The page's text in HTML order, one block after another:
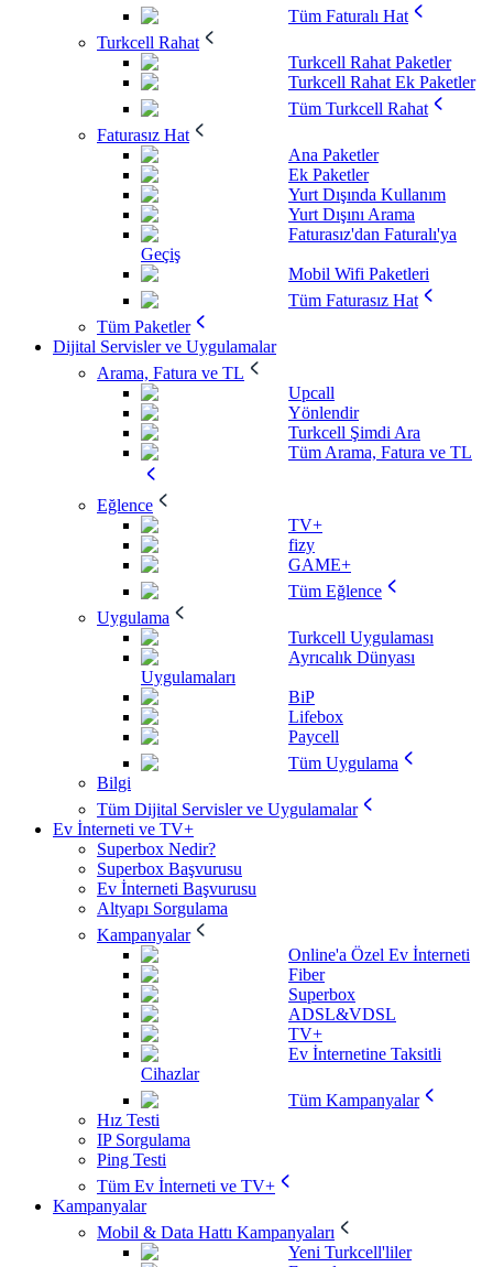
Tüm Faturalı Hat
Turkcell Rahat
Turkcell Rahat Paketler
Turkcell Rahat Ek Paketler
Tüm Turkcell Rahat
Faturasız Hat
Ana Paketler
Ek Paketler
Yurt Dışında Kullanım
Yurt Dışını Arama
Faturasız'dan Faturalı'ya
Geçiş
Mobil Wifi Paketleri
Tüm Faturasız Hat
Tüm Paketler
Dijital Servisler ve Uygulamalar
Arama, Fatura ve TL
Upcall
Yönlendir
Turkcell Şimdi Ara
Tüm Arama, Fatura ve TL
Eğlence
TV+
fizy
GAME+
Tüm Eğlence
Uygulama
Turkcell Uygulaması
Ayrıcalık Dünyası
Uygulamaları
BiP
Lifebox
Paycell
Tüm Uygulama
Bilgi
Tüm Dijital Servisler ve Uygulamalar
Ev İnterneti ve TV+
Superbox Nedir?
Superbox Başvurusu
Ev İnterneti Başvurusu
Altyapı Sorgulama
Kampanyalar
Online'a Özel Ev İnterneti
Fiber
Superbox
ADSL&VDSL
TV+
Ev İnternetine Taksitli
Cihazlar
Tüm Kampanyalar
Hız Testi
IP Sorgulama
Ping Testi
Tüm Ev İnterneti ve TV+
Kampanyalar
Mobil & Data Hattı Kampanyaları
Yeni Turkcell'liler